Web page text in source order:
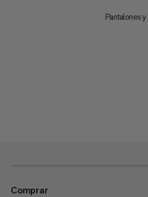
Pantalones y
Comprar